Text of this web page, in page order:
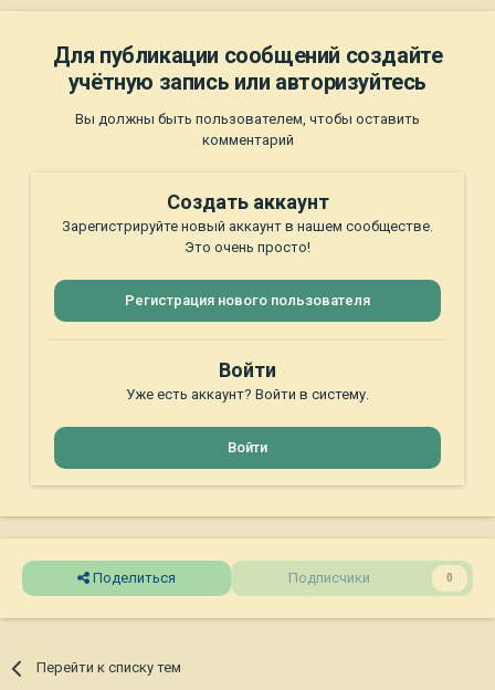
Для публикации сообщений создайте
учётную запись или авторизуйтесь
Вы должны быть пользователем, чтобы оставить
комментарий
Создать аккаунт
Зарегистрируйте новый аккаунт в нашем сообществе.
Это очень просто!
Регистрация нового пользователя
Войти
Уже есть аккаунт? Войти в систему.
Войти
Поделиться Подписчики 0
Перейти к списку тем